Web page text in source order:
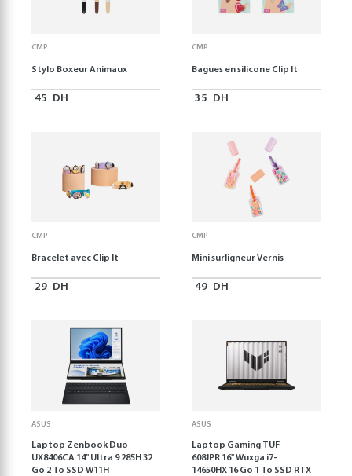
CMP
Stylo Boxeur Animaux
45 DH
CMP
Bagues en silicone Clip It
35 DH
CMP
Bracelet avec Clip It
29 DH
CMP
Mini surligneur Vernis
49 DH
ASUS
Laptop Zenbook Duo
UX8406CA 14'' Ultra 9 285H 32
Go 2 To SSD W11H
ASUS
Laptop Gaming TUF
608JPR 16'' Wuxga i7-
14650HX 16 Go 1 To SSD RTX